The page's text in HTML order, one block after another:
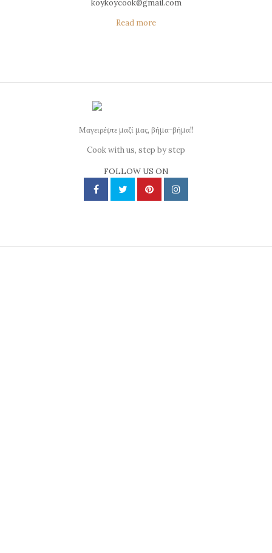
koykoycook@gmail.com
Read more
Μαγειρέψτε μαζί μας, βήμα-βήμα!!
Cook with us, step by step
FOLLOW US ON